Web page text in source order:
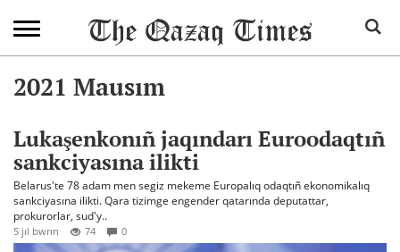
2021 Mausım
Lukaşenkonıñ jaqındarı Euroodaqtıñ
sankciyasına ilikti
Belarus'te 78 adam men segiz mekeme Europalıq odaqtıñ ekonomikalıq
sankciyasına ilikti. Qara tizimge engender qatarında deputattar,
prokurorlar, sud'y..
5 jıl bwrın 74 0